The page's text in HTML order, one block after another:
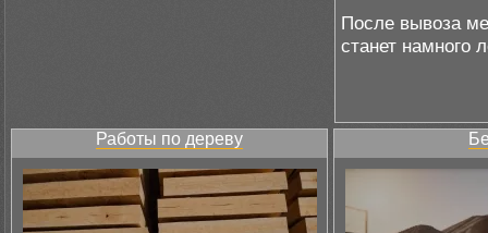
После вывоза
станет намного
Работы по дереву